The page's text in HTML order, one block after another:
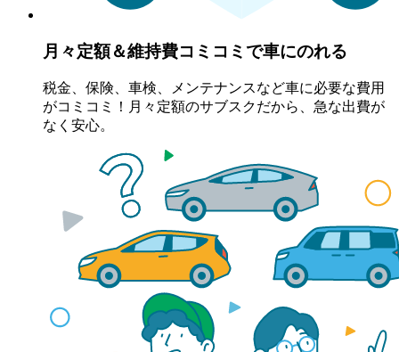
月々定額＆維持費コミコミで車にのれる
税金、保険、車検、メンテナンスなど車に必要な費用
がコミコミ！月々定額のサブスクだから、急な出費が
なく安心。